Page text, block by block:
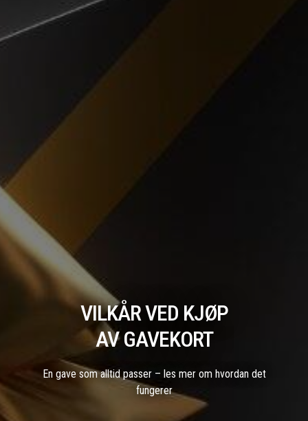
VILKÅR VED KJØP
AV GAVEKORT
En gave som alltid passer – les mer om hvordan det
fungerer